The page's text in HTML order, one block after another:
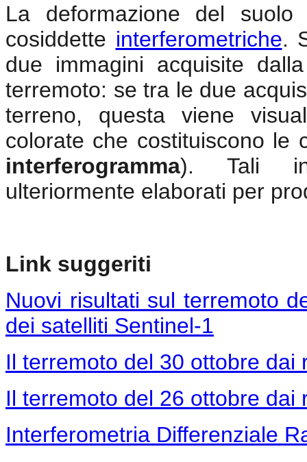
La deformazione del suolo
cosiddette interferometriche.
due immagini acquisite
terremoto: se tra le due
terreno, questa viene
colorate che costituiscono le
interferogramma). Tali
ulteriormente elaborati per
Link suggeriti
Nuovi risultati sul terremoto
dei satelliti Sentinel-1
Il terremoto del 30 ottobre dai
Il terremoto del 26 ottobre dai
Interferometria Differenziale